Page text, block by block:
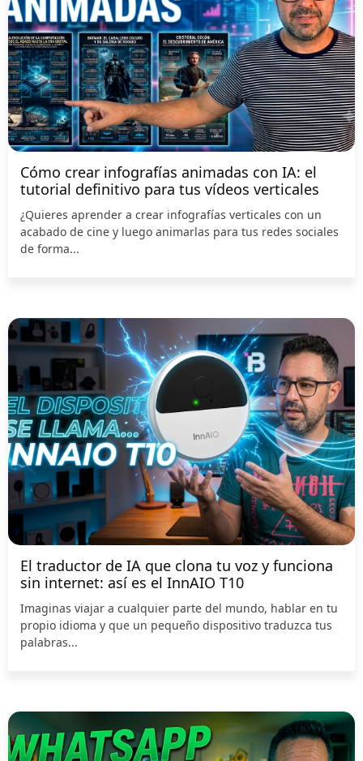
Cómo crear infografías animadas con IA: el
tutorial definitivo para tus vídeos verticales
¿Quieres aprender a crear infografías verticales con un
acabado de cine y luego animarlas para tus redes sociales
de forma...
El traductor de IA que clona tu voz y funciona
sin internet: así es el InnAIO T10
Imaginas viajar a cualquier parte del mundo, hablar en tu
propio idioma y que un pequeño dispositivo traduzca tus
palabras...